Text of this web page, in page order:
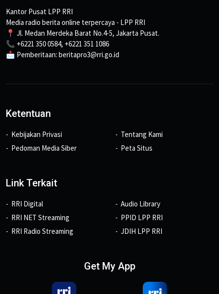
Kantor Pusat LPP RRI
Media radio berita online terpercaya - LPP RRI
📍 Jl. Medan Merdeka Barat No.4-5, Jakarta Pusat.
📞 +6221 350 0584, +6221 351 1086
📩 Pemberitaan: beritapro3@rri.go.id
Ketentuan
Kebijakan Privasi
Pedoman Media Siber
Tentang Kami
Peta Situs
Link Terkait
RRI Digital
RRI NET Streaming
RRI Radio Streaming
Audio Library
PPID LPP RRI
JDIH LPP RRI
Get My App